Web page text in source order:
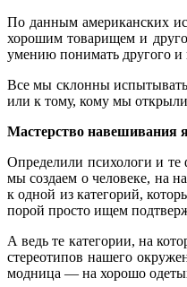
По данным американских
хорошим товарищем и
умению понимать другого и
Все мы склонны испытывать
или к тому, кому мы
Мастерство навешивания
Определили психологи и те
мы создаем о человеке, на
к одной из категорий,
порой просто ищем
А ведь те категории, на
стереотипов нашего
модница — на хорошо